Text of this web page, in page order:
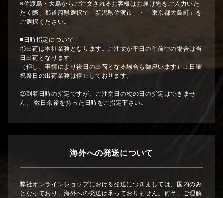
※佐渡島・大島からご注文されるお客様はお届け先をご入力いた
だく際、都道府県選択で「新潟県佐渡市」・「東京都大島町」を
ご選択ください。
■日時指定について
①出荷は本社業務となります。ご注文が平日の午前中の場合は当
日出荷となります。
（但し、事情により後日の出荷となる場合も御座います）土日曜
祝祭日の出荷業務は停止しております。
②到着日時の指定ですが、ご注文日の次の日の指定はできませ
ん。 数日余裕を持った日時をご指定下さい。
海外への発送について
弊社オンラインショップにおける発送につきましては、国内のみ
となっており、海外への発送は承っておりません。何卒、ご理解